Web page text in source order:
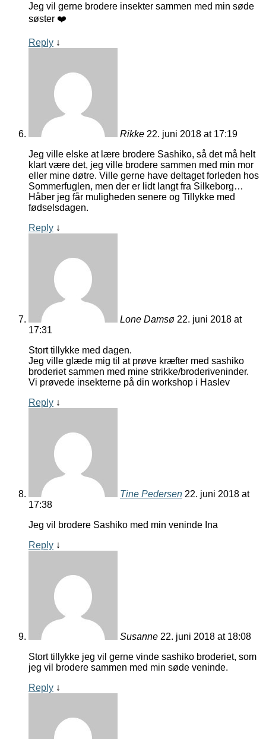
Jeg vil gerne brodere insekter sammen med min søde
søster ❤️
Reply ↓
Rikke 22. juni 2018 at 17:19
Jeg ville elske at lære brodere Sashiko, så det må helt
klart være det, jeg ville brodere sammen med min mor
eller mine døtre. Ville gerne have deltaget forleden hos
Sommerfuglen, men der er lidt langt fra Silkeborg…
Håber jeg får muligheden senere og Tillykke med
fødselsdagen.
Reply ↓
Lone Damsø 22. juni 2018 at
17:31
Stort tillykke med dagen.
Jeg ville glæde mig til at prøve kræfter med sashiko
broderiet sammen med mine strikke/broderiveninder.
Vi prøvede insekterne på din workshop i Haslev
Reply ↓
Tine Pedersen 22. juni 2018 at
17:38
Jeg vil brodere Sashiko med min veninde Ina
Reply ↓
Susanne 22. juni 2018 at 18:08
Stort tillykke jeg vil gerne vinde sashiko broderiet, som
jeg vil brodere sammen med min søde veninde.
Reply ↓